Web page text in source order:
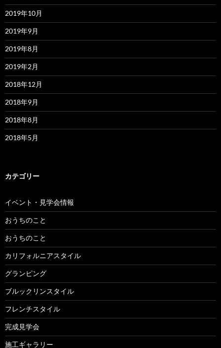
2019年10月
2019年9月
2019年8月
2019年2月
2018年12月
2018年9月
2018年8月
2018年5月
カテゴリー
イベント・見学会情報
おうちのこと
おうちのこと
カリフォルニアスタイル
グランピング
ブルックリンスタイル
フレンチスタイル
完成見学会
施工ギャラリー